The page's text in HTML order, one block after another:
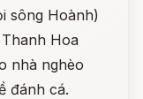
sông Hoành)
Hoa
nhà nghèo
đánh cá.